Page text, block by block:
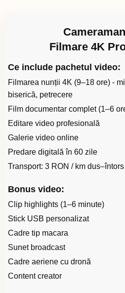
Filmare 4K
Ce include pachetul video:
Filmarea nunții 4K (9–18 ore) -
biserică, petrecere
Film documentar complet (1–6
Editare video profesională
Galerie video online
Predare digitală în 60 zile
Transport: 3 RON / km dus–întors
Bonus video:
Clip highlights (1–6 minute)
Stick USB personalizat
Cadre tip macara
Sunet broadcast
Cadre aeriene cu dronă
Content creator